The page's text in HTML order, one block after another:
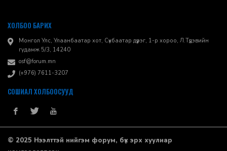
ХОЛБОО БАРИХ
Монгол Улс, Улаанбаатар хот, Сүхбаатар дүүрэг, 1-р хороо, ​Л.Түдэвийн
гудамж 5/3, 14240
osf@forum.mn
(+976) 7611-3207
СОШИАЛ ХОЛБООСУУД
© 2025 Нээлттэй нийгэм форум, бүх эрх хуулиар